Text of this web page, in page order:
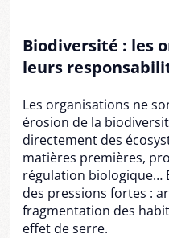
Biodiversité : les
leurs
Les organisations ne
érosion de la
directement des
matières premières,
régulation biologique…
des pressions fortes :
fragmentation des
effet de serre.